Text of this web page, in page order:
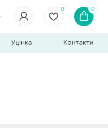
0 0
Уцінка Контакти